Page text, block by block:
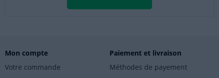
Mon compte
Votre commande
Paiement et livraison
Méthodes de payement